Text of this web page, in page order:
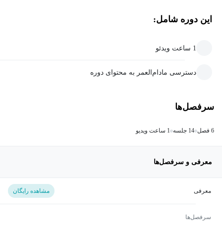
این دوره شامل:
1 ساعت ویدئو
دسترسی مادام‌العمر به محتوای دوره
سرفصل‌ها
6 فصل 14 جلسه 1 ساعت ویدیو
معرفی و سرفصل‌ها
معرفی مشاهده رایگان
سرفصل‌ها